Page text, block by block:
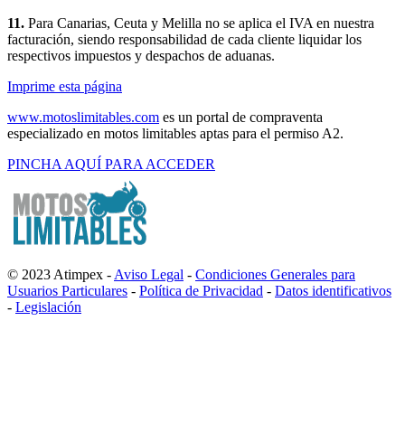
11. Para Canarias, Ceuta y Melilla no se aplica el IVA en nuestra
facturación, siendo responsabilidad de cada cliente liquidar los
respectivos impuestos y despachos de aduanas.
Imprime esta página
www.motoslimitables.com es un portal de compraventa
especializado en motos limitables aptas para el permiso A2.
PINCHA AQUÍ PARA ACCEDER
© 2023 Atimpex - Aviso Legal - Condiciones Generales para
Usuarios Particulares - Política de Privacidad - Datos identificativos
- Legislación